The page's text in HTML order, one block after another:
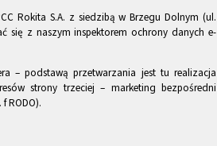
Rokita S.A. z siedzibą w Brzegu Dolnym (ul.
się z naszym inspektorem ochrony danych e-
– podstawą przetwarzania jest tu realizacja
strony trzeciej – marketing bezpośredni
RODO).